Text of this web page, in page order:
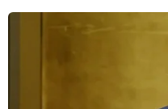
Ngôn ngữ